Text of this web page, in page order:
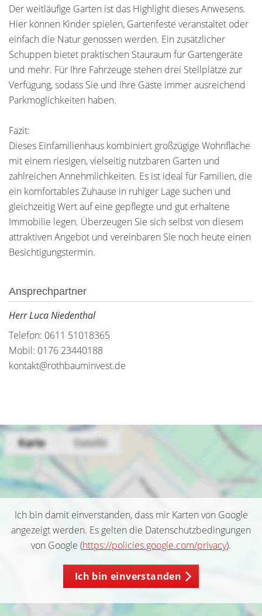
Der weitläufige Garten ist das Highlight dieses Anwesens.
Hier können Kinder spielen, Gartenfeste veranstaltet oder
einfach die Natur genossen werden. Ein zusätzlicher
Schuppen bietet praktischen Stauraum für Gartengeräte
und mehr. Für Ihre Fahrzeuge stehen drei Stellplätze zur
Verfügung, sodass Sie und Ihre Gäste immer ausreichend
Parkmöglichkeiten haben.
Fazit:
Dieses Einfamilienhaus kombiniert großzügige Wohnfläche
mit einem riesigen, vielseitig nutzbaren Garten und
zahlreichen Annehmlichkeiten. Es ist ideal für Familien, die
ein komfortables Zuhause in ruhiger Lage suchen und
gleichzeitig Wert auf eine gepflegte und gut erhaltene
Immobilie legen. Überzeugen Sie sich selbst von diesem
attraktiven Angebot und vereinbaren Sie noch heute einen
Besichtigungstermin.
Ansprechpartner
Herr Luca Niedenthal
Telefon: 0611 51018365
Mobil: 0176 23440188
kontakt@rothbauminvest.de
Ich bin damit einverstanden, dass mir Karten von Google
angezeigt werden. Es gelten die Datenschutzbedingungen
von Google (https://policies.google.com/privacy).
Ich bin einverstanden